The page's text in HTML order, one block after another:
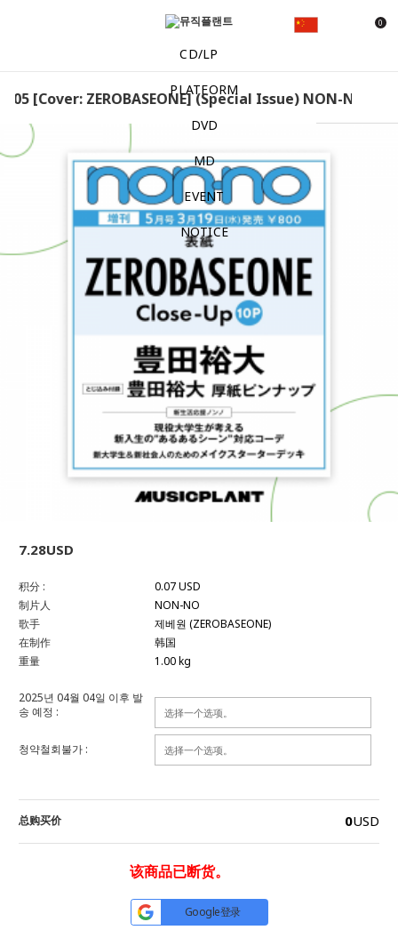
0
CD/LP
PLATFORM
DVD
MD
EVENT
NOTICE
[Cover: ZEROBASEONE] (Special Issue) NON-NO
7.28USD
积分 :
0.07 USD
制片人
NON-NO
歌手
제베원 (ZEROBASEONE)
在制作
韩国
重量
1.00 kg
2025년 04월 04일 이후 발
송 예정 :
청약철회불가 :
总购买价 0USD
该商品已断货。
Google登录